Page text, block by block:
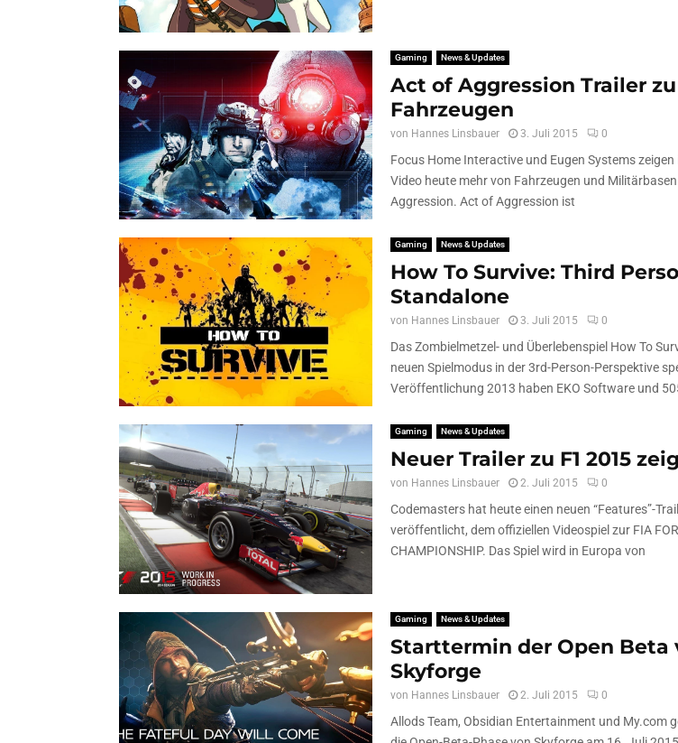
Gaming News & Updates
Act of Aggression Trailer zu
Fahrzeugen
von Hannes Linsbauer 3. Juli 2015 0
Focus Home Interactive und Eugen Systems zeigen
Video heute mehr von Fahrzeugen und
Aggression. Act of Aggression ist
Gaming News & Updates
How To Survive: Third
Standalone
von Hannes Linsbauer 3. Juli 2015 0
Das Zombielmetzel- und Überlebenspiel How To
neuen Spielmodus in der 3rd-Person-Perspektive
Veröffentlichung 2013 haben EKO Software und
Gaming News & Updates
Neuer Trailer zu F1 2015
von Hannes Linsbauer 2. Juli 2015 0
Codemasters hat heute einen neuen “Features”-
veröffentlicht, dem offiziellen Videospiel zur FIA
CHAMPIONSHIP. Das Spiel wird in Europa von
Gaming News & Updates
Starttermin der Open Beta
Skyforge
von Hannes Linsbauer 2. Juli 2015 0
Allods Team, Obsidian Entertainment und My.com